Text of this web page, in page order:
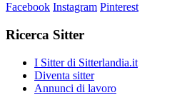
Facebook Instagram Pinterest
Ricerca Sitter
I Sitter di Sitterlandia.it
Diventa sitter
Annunci di lavoro